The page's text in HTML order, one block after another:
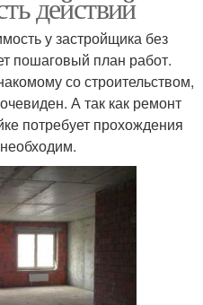
у застройщика без
пошаговый план работ.
со строительством,
А так как ремонт
потребует прохождения